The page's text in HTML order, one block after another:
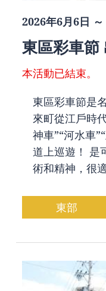
2026年6月6日 ～
東區彩車節
本活動已結束。
東區彩車節是
來町從江戶時
神車”“河水車
道上巡遊！ 是
術和精神，很
東部